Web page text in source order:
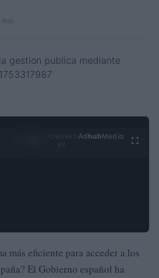
min
Ad hubMedia
más eficiente para acceder a los
El Gobierno español ha